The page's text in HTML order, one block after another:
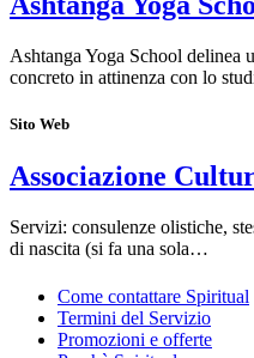
Ashtanga Yoga School delinea
concreto in attinenza con lo
Sito Web
Associazione
Servizi: consulenze olistiche,
di nascita (si fa una sola…
Come contattare Spiritual
Termini del Servizio
Promozioni e offerte